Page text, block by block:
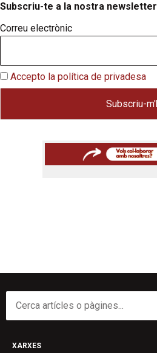
Subscriu-te a la nostra newsletter
Correu electrònic
Accepto la política de privadesa
XARXES